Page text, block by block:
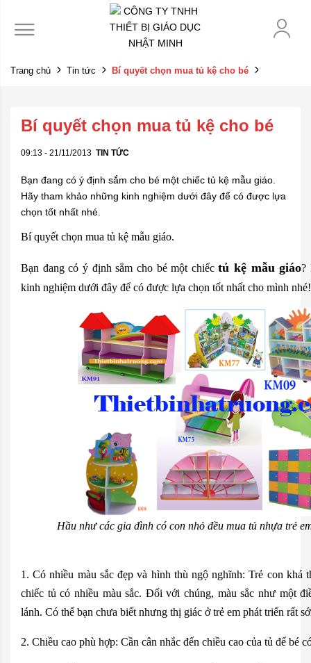
Trang chủ Tin tức Bí quyết chọn mua tủ kệ cho bé
Bí quyết chọn mua tủ kệ cho bé
09:13 - 21/11/2013 TIN TỨC
Bạn đang có ý định sắm cho bé một chiếc tủ kệ mẫu giáo.
Hãy tham khảo những kinh nghiệm dưới đây để có được lựa
chọn tốt nhất nhé.
Bí quyết chọn mua tủ kệ mẫu giáo.
Bạn đang có ý định sắm cho bé một chiếctủ kệ mẫu giáo?
kinh nghiệm dưới đây để có được lựa chọn tốt nhất cho mình nhé!
Hầu như các gia đình có con nhỏ đều mua tủ nhựa trẻ
1. Có nhiều màu sắc đẹp và hình thù ngộ nghĩnh: Trẻ con khá
chiếc tủ có nhiều màu sắc. Đối với chúng, màu sắc như một
lánh. Có thể bạn chưa biết nhưng thị giác ở trẻ em phát triển rất
2. Chiều cao phù hợp: Cần cân nhắc đến chiều cao của tủ để bé